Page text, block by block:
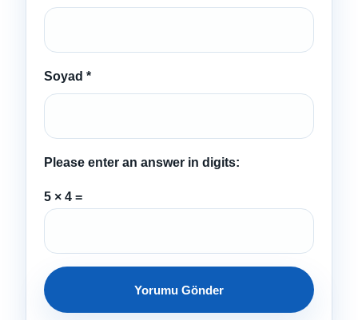
Soyad *
Please enter an answer in digits:
5 × 4 =